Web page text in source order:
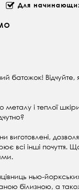
Для
батожок!
і теплої
інші почуття.
нью-
білизною, а